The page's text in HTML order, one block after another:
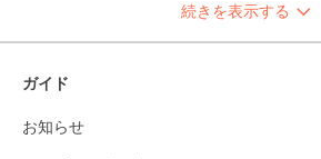
続きを表示する
ガイド
お知らせ